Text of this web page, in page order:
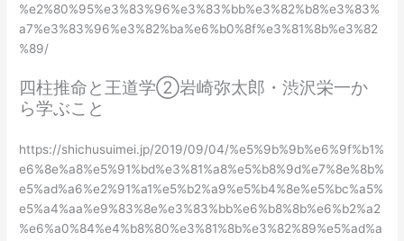
%e2%80%95%e3%83%96%e3%83%bb%e3%82%b8%e3%83%
a7%e3%83%96%e3%82%ba%e6%b0%8f%e3%81%8b%e3%82
%89/
四柱推命と王道学②岩崎弥太郎・渋沢栄一か
ら学ぶこと
https://shichusuimei.jp/2019/09/04/%e5%9b%9b%e6%9f%b1%
e6%8e%a8%e5%91%bd%e3%81%a8%e5%b8%9d%e7%8e%8b%
e5%ad%a6%e2%91%a1%e5%b2%a9%e5%b4%8e%e5%bc%a5%
e5%a4%aa%e9%83%8e%e3%83%bb%e6%b8%8b%e6%b2%a2
%e6%a0%84%e4%b8%80%e3%81%8b%e3%82%89%e5%ad%a